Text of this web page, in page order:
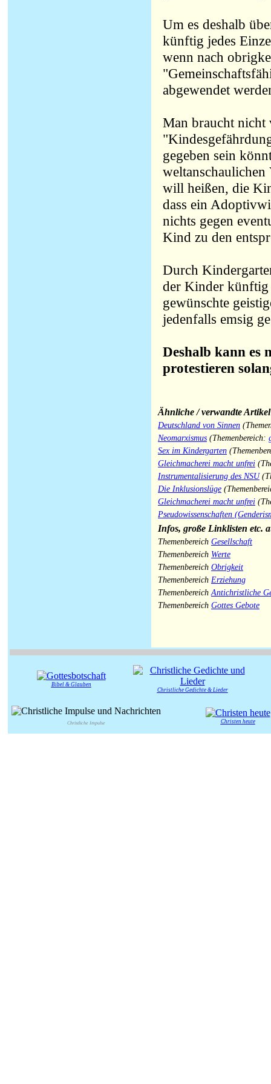
Um es deshalb
künftig jedes
wenn nach
abgewendet
Man braucht nicht
gegeben sein
will heißen, die
dass ein
nichts gegen
Kind zu den
Durch
der Kinder künftig
gewünschte
jedenfalls emsig
Deshalb kann es
protestieren
Ähnliche / verwandte
Deutschland von Sinnen
Neomarxismus (Themenbereich:
Sex im Kindergarten
Gleichmacherei macht unfrei
Instrumentalisierung des NSU
Die Inklusionslüge
Gleichmacherei macht unfrei
Pseudowissenschaften
Infos, große Linklisten etc.
Themenbereich Gesellschaft
Themenbereich Werte
Themenbereich Obrigkeit
Themenbereich Erziehung
Themenbereich Antichristliche
Themenbereich Gottes Gebote
Bibel & Glauben
Christliche Gedichte & Lieder
Christliche Impulse Christen heute